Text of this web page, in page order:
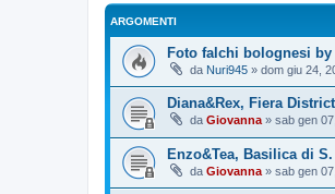
ARGOMENTI
Foto falchi bolognesi by
da Nuri945 » dom giu 24,
Diana&Rex, Fiera District
da Giovanna » sab gen
Enzo&Tea, Basilica di
da Giovanna » sab gen